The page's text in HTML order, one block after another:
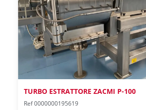
TURBO ESTRATTORE ZACMI P-100
Ref 0000000195619